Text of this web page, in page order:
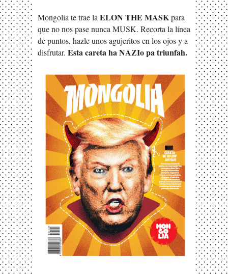
Mongolia te trae la ELON THE MASKpara
que no nos pase nunca MUSK. Recorta la línea
de puntos, hazle unos agujeritos en los ojos y a
disfrutar. Esta careta ha NAZIo pa triunfah.